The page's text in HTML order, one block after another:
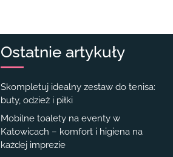
Ostatnie artykuły
Skompletuj idealny zestaw do tenisa:
buty, odzież i piłki
Mobilne toalety na eventy w
Katowicach – komfort i higiena na
każdej imprezie